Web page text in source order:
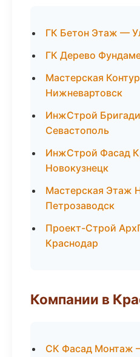
ГК Бетон Этаж —
ГК Дерево
Мастерская
Нижневартовск
ИнжСтрой
Севастополь
ИнжСтрой Фасад
Новокузнецк
Мастерская Этаж
Петрозаводск
Проект-Строй
Краснодар
Компании в
СК Фасад Монтаж